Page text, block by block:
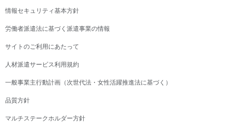
情報セキュリティ基本方針
労働者派遣法に基づく派遣事業の情報
サイトのご利用にあたって
人材派遣サービス利用規約
一般事業主行動計画（次世代法・女性活躍推進法に基づく）
品質方針
マルチステークホルダー方針